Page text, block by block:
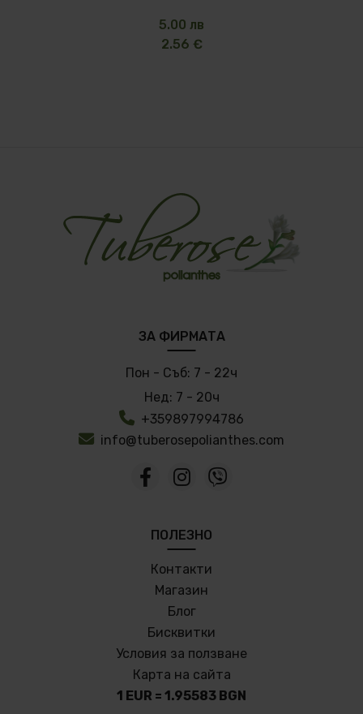
5.00 лв
2.56 €
ЗА ФИРМАТА
Пон - Съб: 7 - 22ч
Нед: 7 - 20ч
+359897994786
info@tuberosepolianthes.com
ПОЛЕЗНО
Контакти
Магазин
Блог
Бисквитки
Условия за ползване
Карта на сайта
1 EUR = 1.95583 BGN